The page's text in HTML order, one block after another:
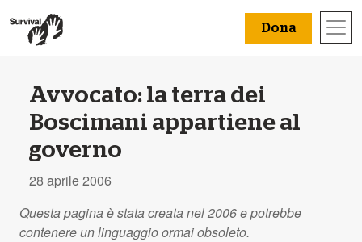
Dona
Avvocato: la terra dei
Boscimani appartiene al
governo
28 aprile 2006
Questa pagina è stata creata nel 2006 e potrebbe
contenere un linguaggio ormai obsoleto.